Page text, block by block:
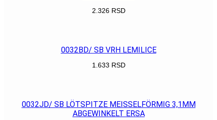
2.326 RSD
0032BD/ SB VRH LEMILICE
1.633 RSD
0032JD/ SB LÖTSPITZE MEISSELFÖRMIG 3,1MM
ABGEWINKELT ERSA